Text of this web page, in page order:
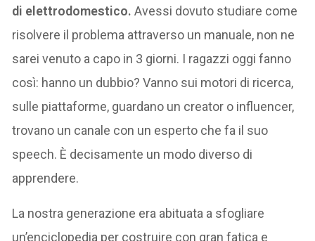
di elettrodomestico. Avessi dovuto studiare come
risolvere il problema attraverso un manuale, non ne
sarei venuto a capo in 3 giorni. I ragazzi oggi fanno
così: hanno un dubbio? Vanno sui motori di ricerca,
sulle piattaforme, guardano un creator o influencer,
trovano un canale con un esperto che fa il suo
speech. È decisamente un modo diverso di
apprendere.
La nostra generazione era abituata a sfogliare
un’enciclopedia per costruire con gran fatica e